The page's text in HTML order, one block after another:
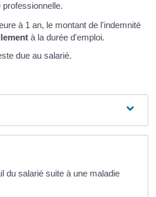
professionnelle.
à 1 an, le montant de l'indemnité
à la durée d'emploi.
due au salarié.
du salarié suite à une maladie